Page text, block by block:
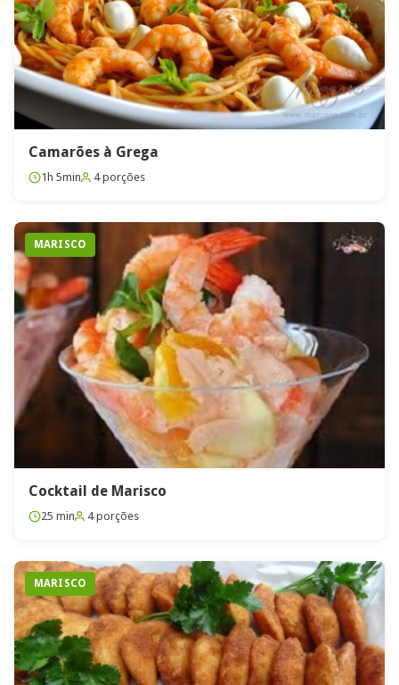
Camarões à Grega
1h 5min 4 porções
MARISCO
Cocktail de Marisco
25 min 4 porções
MARISCO